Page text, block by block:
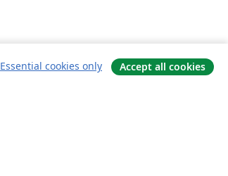
Essential cookies only Accept all cookies